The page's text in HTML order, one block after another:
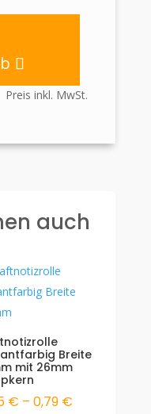
Preis inkl. MwSt.
auch
Breite
mit 26mm
€ –0,79 €